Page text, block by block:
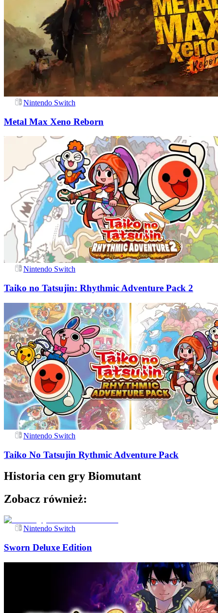
Nintendo Switch
Metal Max Xeno Reborn
Nintendo Switch
Taiko no Tatsujin: Rhythmic Adventure Pack 2
Nintendo Switch
Taiko No Tatsujin Rythmic Adventure Pack
Historia cen gry Biomutant
Zobacz również:
Nintendo Switch
Sworn Deluxe Edition